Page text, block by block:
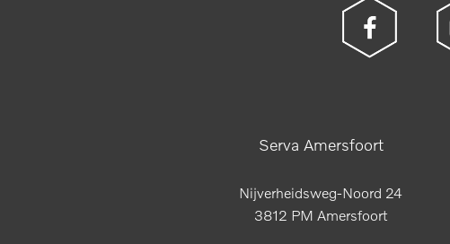
Serva Amersfoort
Nijverheidsweg-Noord 24
3812 PM Amersfoort